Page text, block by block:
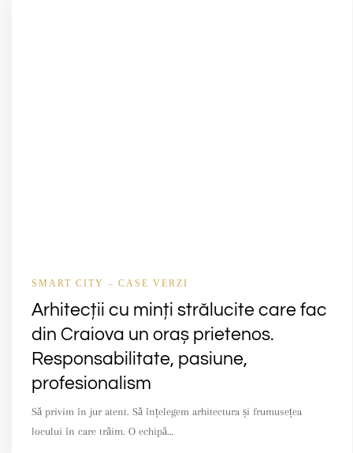
SMART CITY – CASE VERZI
Arhitecții cu minți strălucite care fac
din Craiova un oraș prietenos.
Responsabilitate, pasiune,
profesionalism
Să privim în jur atent. Să înțelegem arhitectura și frumusețea
locului în care trăim. O echipă…